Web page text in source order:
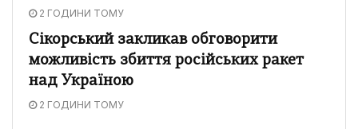
2 ГОДИНИ ТОМУ
Сікорський закликав обговорити
можливість збиття російських ракет
над Україною
2 ГОДИНИ ТОМУ